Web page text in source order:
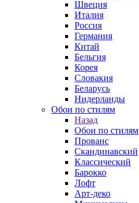
Швеция
Италия
Россия
Германия
Китай
Бельгия
Корея
Словакия
Беларусь
Нидерланды
Обои по стилям
Назад
Обои по стилям
Прованс
Скандинавский
Классический
Барокко
Лофт
Арт-деко